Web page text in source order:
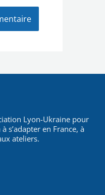
Lyon-Ukraine pour
s’adapter en France, à
ateliers.